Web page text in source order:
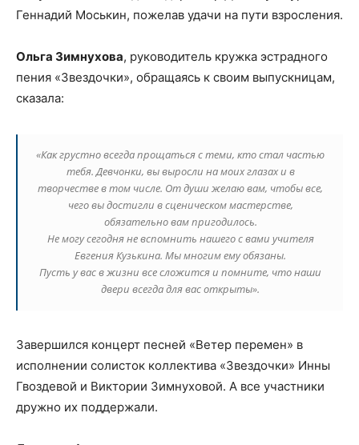
Геннадий Моськин, пожелав удачи на пути взросления.
Ольга Зимнухова, руководитель кружка эстрадного
пения «Звездочки», обращаясь к своим выпускницам,
сказала:
«Как грустно всегда прощаться с теми, кто стал частью
тебя. Девчонки, вы выросли на моих глазах и в
творчестве в том числе. От души желаю вам, чтобы все,
чего вы достигли в сценическом мастерстве,
обязательно вам пригодилось.
Не могу сегодня не вспомнить нашего с вами учителя
Евгения Кузькина. Мы многим ему обязаны.
Пусть у вас в жизни все сложится и помните, что наши
двери всегда для вас открыты».
Завершился концерт песней «Ветер перемен» в
исполнении солисток коллектива «Звездочки» Инны
Гвоздевой и Виктории Зимнуховой. А все участники
дружно их поддержали.